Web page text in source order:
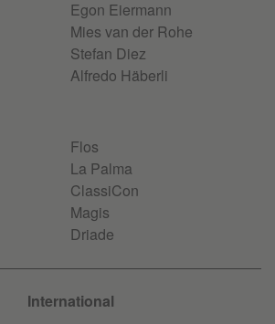
Egon Eiermann
Mies van der Rohe
Stefan Diez
Alfredo Häberli
Flos
La Palma
ClassiCon
Magis
Driade
International